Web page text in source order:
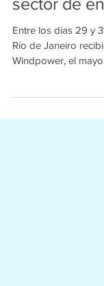
destacada
principal
sector de
Río de Janeiro
Windpower, el